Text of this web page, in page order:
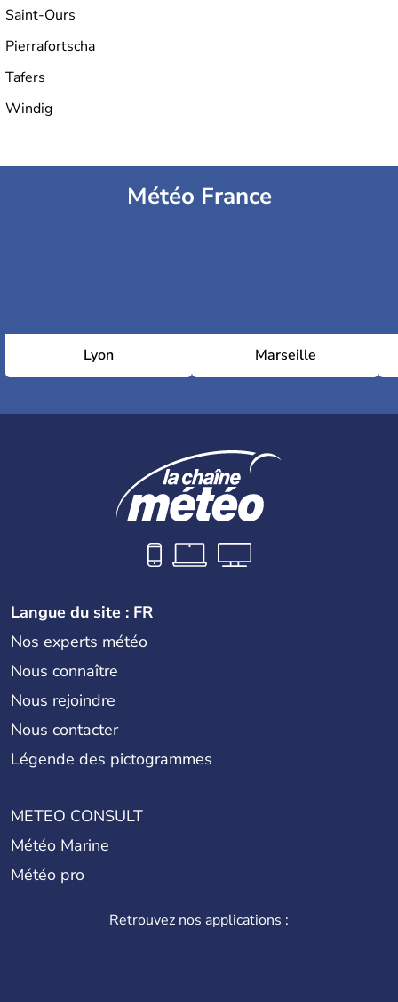
Saint-Ours
Pierrafortscha
Tafers
Windig
Météo France
Lyon Marseille
Langue du site : FR
Nos experts météo
Nous connaître
Nous rejoindre
Nous contacter
Légende des pictogrammes
METEO CONSULT
Météo Marine
Météo pro
Retrouvez nos applications :